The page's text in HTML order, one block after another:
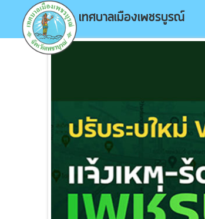
เทศบาลเมืองเพชรบูรณ์